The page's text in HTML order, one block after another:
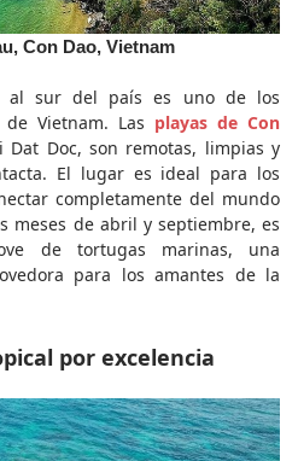
Con Dao, Vietnam
al sur del país es uno de los
Vietnam. Las playas de Con
Dat Doc, son remotas, limpias y
El lugar es ideal para los
completamente del mundo
meses de abril y septiembre, es
de tortugas marinas, una
para los amantes de la
por excelencia